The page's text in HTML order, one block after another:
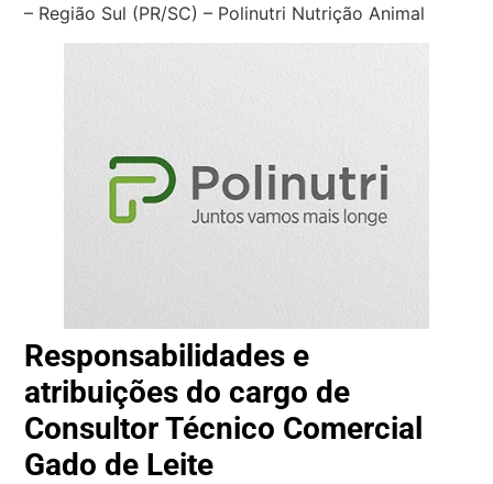
– Região Sul (PR/SC) – Polinutri Nutrição Animal
Responsabilidades e
atribuições do cargo de
Consultor Técnico Comercial
Gado de Leite